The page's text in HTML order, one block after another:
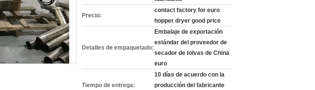
Precio:
contact factory for euro
hopper dryer good price
Detalles de empaquetado:
Embalaje de exportación
estándar del proveedor de
secador de tolvas de China
euro
Tiempo de entrega:
10 días de acuerdo con la
producción del fabricante